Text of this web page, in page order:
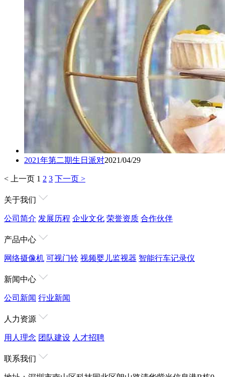
2021年第二期生日派对2021/04/29
< 上一页 1 2 3 下一页 >
关于我们
公司简介 发展历程 企业文化 荣誉资质 合作伙伴
产品中心
网络摄像机 可视门铃 视频婴儿监视器 智能行车记录仪
新闻中心
公司新闻 行业新闻
人力资源
用人理念 团队建设 人才招聘
联系我们